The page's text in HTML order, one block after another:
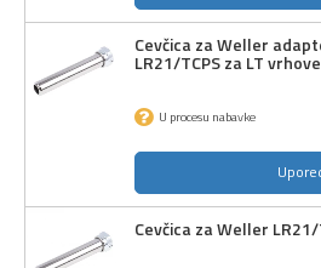
Cevčica za Weller
LR21/TCPS za LT vrhove
U procesu nabavke
Cevčica za Weller LR21/